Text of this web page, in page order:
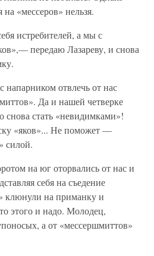
«мессеров» нельзя.
истребителей, а мы с
передаю Лазареву, и снова
напарником отвлечь от нас
Да и нашей четверке
снова стать «невидимками»!
«яков»... Не поможет —
силой.
на юг оторвались от нас и
себя на съедение
клюнули на приманку и
этого и надо. Молодец,
а от «мессершмиттов»